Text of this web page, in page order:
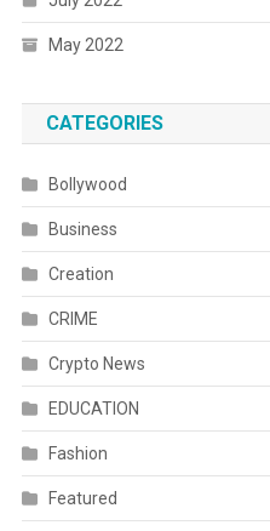
May 2022
CATEGORIES
Bollywood
Business
Creation
CRIME
Crypto News
EDUCATION
Fashion
Featured